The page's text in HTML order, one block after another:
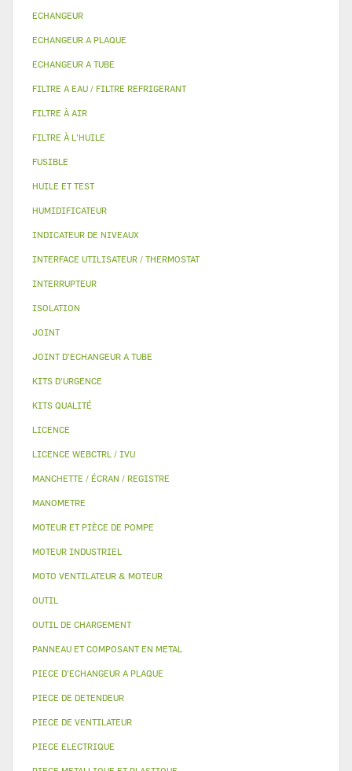
ECHANGEUR
ECHANGEUR A PLAQUE
ECHANGEUR A TUBE
FILTRE A EAU / FILTRE REFRIGERANT
FILTRE À AIR
FILTRE À L'HUILE
FUSIBLE
HUILE ET TEST
HUMIDIFICATEUR
INDICATEUR DE NIVEAUX
INTERFACE UTILISATEUR / THERMOSTAT
INTERRUPTEUR
ISOLATION
JOINT
JOINT D'ECHANGEUR A TUBE
KITS D'URGENCE
KITS QUALITÉ
LICENCE
LICENCE WEBCTRL / IVU
MANCHETTE / ÉCRAN / REGISTRE
MANOMETRE
MOTEUR ET PIÈCE DE POMPE
MOTEUR INDUSTRIEL
MOTO VENTILATEUR & MOTEUR
OUTIL
OUTIL DE CHARGEMENT
PANNEAU ET COMPOSANT EN METAL
PIECE D'ECHANGEUR A PLAQUE
PIECE DE DETENDEUR
PIECE DE VENTILATEUR
PIECE ELECTRIQUE